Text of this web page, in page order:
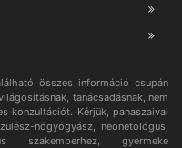
összes információ csupán
tanácsadásnak, nem
konzultációt. Kérjük, panaszaival
nőgyógyász, neonetológus,
szakemberhez, gyermeke